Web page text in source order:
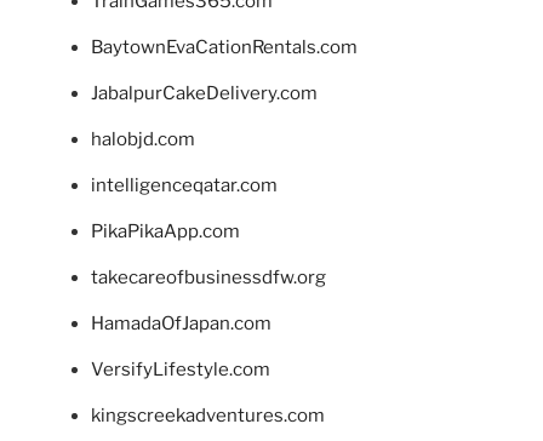
BaytownEvaCationRentals.com
JabalpurCakeDelivery.com
halobjd.com
intelligenceqatar.com
PikaPikaApp.com
takecareofbusinessdfw.org
HamadaOfJapan.com
VersifyLifestyle.com
kingscreekadventures.com